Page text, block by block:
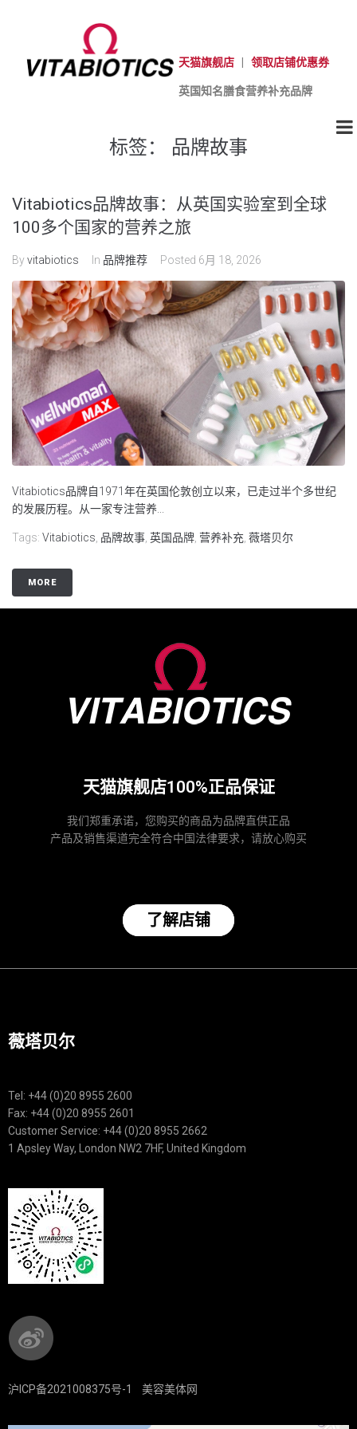
天猫旗舰店 领取店铺优惠券
英国知名膳食营养补充品牌
标签： 品牌故事
Vitabiotics品牌故事：从英国实验室到全球
100多个国家的营养之旅
Byvitabiotics In 品牌推荐 Posted 6月 18, 2026
Vitabiotics品牌自1971年在英国伦敦创立以来，已走过半个多世纪
的发展历程。从一家专注营养...
Tags: Vitabiotics, 品牌故事, 英国品牌, 营养补充, 薇塔贝尔
MORE
天猫旗舰店100%正品保证
我们郑重承诺，您购买的商品为品牌直供正品
产品及销售渠道完全符合中国法律要求，请放心购买
了解店铺
薇塔贝尔
Tel: +44 (0)20 8955 2600
Fax: +44 (0)20 8955 2601
Customer Service: +44 (0)20 8955 2662
1 Apsley Way, London NW2 7HF, United Kingdom
沪ICP备2021008375号-1 美容美体网